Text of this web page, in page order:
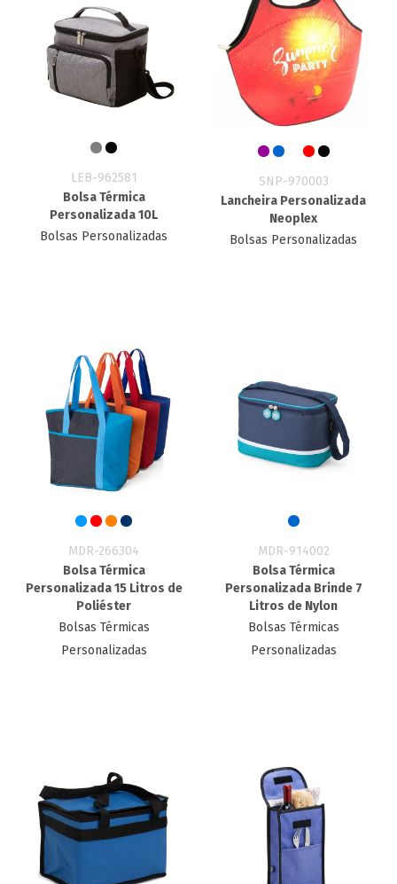
LEB-962581
Bolsa Térmica
Personalizada 10L
Bolsas Personalizadas
SNP-970003
Lancheira Personalizada
Neoplex
Bolsas Personalizadas
MDR-266304
Bolsa Térmica
Personalizada 15 Litros de
Poliéster
Bolsas Térmicas
Personalizadas
MDR-914002
Bolsa Térmica
Personalizada Brinde 7
Litros de Nylon
Bolsas Térmicas
Personalizadas